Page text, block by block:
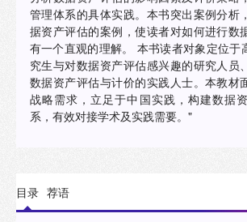
管理体系的具体实践。本书突出案例分析
据资产评估的案例，使读者对如何进行数
有一个直观的理解。 本书读者对象定位于
究生与对数据资产评估感兴趣的研究人员
数据资产评估与计价的实践人士。本教材
战略需求，立足于中国实践，构建数据
系，有效对接学术及实践需要。"
目录 荐语